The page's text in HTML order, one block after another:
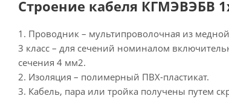
Строение кабеля КГМЭВЭБВ
1. Проводник – мультипроволочная из
3 класс – для сечений номиналом
сечения 4 мм2.
2. Изоляция – полимерный ПВХ-пластикат.
3. Кабель, пара или тройка получены путем